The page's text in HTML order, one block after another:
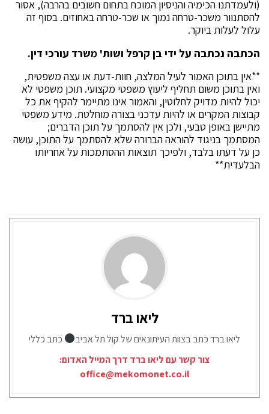
(ולעמדתנו הכימיה והניסיון המוכח בתחום חשובים בהרבה), אסור
להסתנוור משכר-טרחה נמוך או שכר-טרחה באחוזים. בסוף זה
עלול לעלות ביוקר.
הכתבה נכתבה על ידי בן קרפל ושות' משרד עורכי דין.
**אין בתוכן האמור לעיל המלצה, חוות-דעת או עצה משפטית,
ואין בתוכן משום תחליף ליעוץ משפטי מקצועי. תוכן משפטי לא
יכול להיות מדויק לחלוטין, והאמור אינו מתיימר להקיף את כל
קבוצות המקרים או להיות עדכני בצורה מוחלטת. מידע משפטי
מתיישן באופן טבעי, ולכן אין להסתמך על תוכן הדברים;
המסתמך בניגוד להוראה הברורה שלא להסתמך על התוכן, עושה
כן על דעתו בלבד, ולפיכך תוצאות ההסתמכות על אחריותו
הבלעדית**
ליאו ברד
ליאו ברד כתב בצוות העיתונאים של קול תל אביב
כתב כללי
צור קשר עם ליאו ברד דרך המייל האדום:
office@mekomonet.co.il